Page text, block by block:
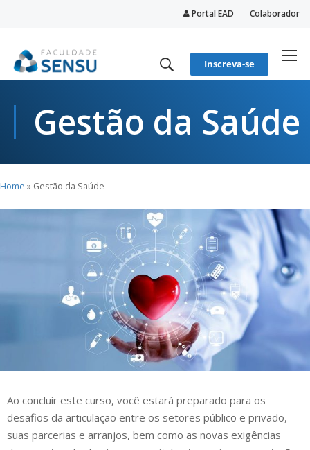
Portal EAD Colaborador
Inscreva-se
Gestão da Saúde
Home » Gestão da Saúde
Ao concluir este curso, você estará preparado para os
desafios da articulação entre os setores público e privado,
suas parcerias e arranjos, bem como as novas exigências